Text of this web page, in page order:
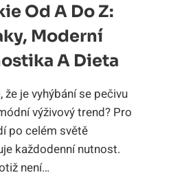
Od A Do Z:
Moderní
A Dieta
že je vyhýbání se pečivu
výživový trend? Pro
po celém světě
každodenní nutnost.
není…